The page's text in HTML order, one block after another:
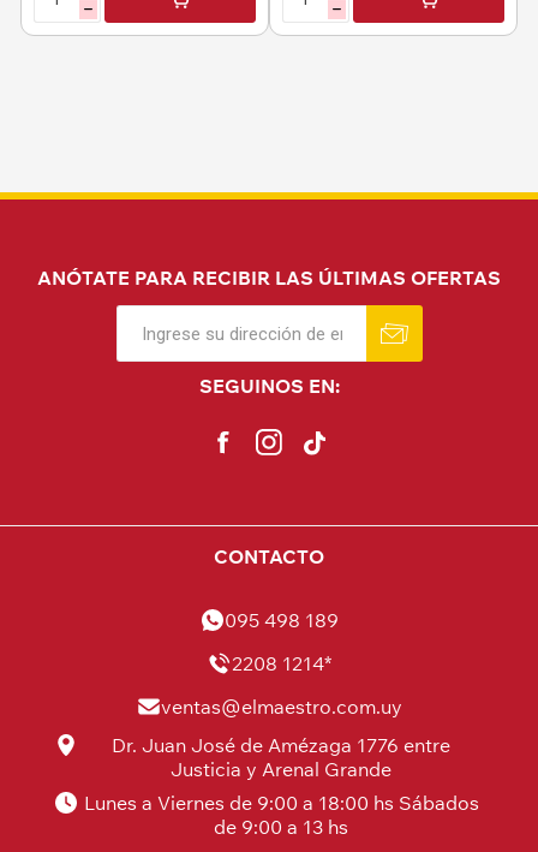
h h
ANÓTATE PARA RECIBIR LAS ÚLTIMAS OFERTAS
SEGUINOS EN:
CONTACTO
095 498 189
2208 1214*
ventas@elmaestro.com.uy
Dr. Juan José de Amézaga 1776 entre
Justicia y Arenal Grande
Lunes a Viernes de 9:00 a 18:00 hs Sábados
de 9:00 a 13 hs